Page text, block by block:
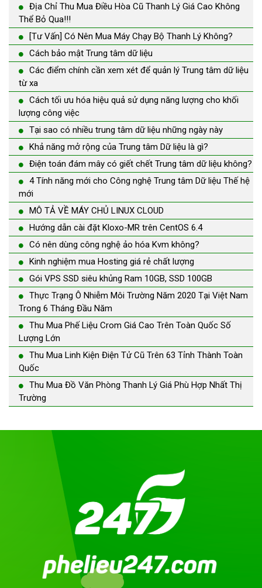
Địa Chỉ Thu Mua Điều Hòa Cũ Thanh Lý Giá Cao Không
Thể Bỏ Qua!!!
[Tư Vấn] Có Nên Mua Máy Chạy Bộ Thanh Lý Không?
Cách bảo mật Trung tâm dữ liệu
Các điểm chính cần xem xét để quản lý Trung tâm dữ liệu
từ xa
Cách tối ưu hóa hiệu quả sử dụng năng lượng cho khối
lượng công việc
Tại sao có nhiều trung tâm dữ liệu những ngày này
Khả năng mở rộng của Trung tâm Dữ liệu là gì?
Điện toán đám mây có giết chết Trung tâm dữ liệu không?
4 Tính năng mới cho Công nghệ Trung tâm Dữ liệu Thế hệ
mới
MÔ TẢ VỀ MÁY CHỦ LINUX CLOUD
Hướng dẫn cài đặt Kloxo-MR trên CentOS 6.4
Có nên dùng công nghệ ảo hóa Kvm không?
Kinh nghiệm mua Hosting giá rẻ chất lượng
Gói VPS SSD siêu khủng Ram 10GB, SSD 100GB
Thực Trạng Ô Nhiễm Môi Trường Năm 2020 Tại Việt Nam
Trong 6 Tháng Đầu Năm
Thu Mua Phế Liệu Crom Giá Cao Trên Toàn Quốc Số
Lượng Lớn
Thu Mua Linh Kiện Điện Tử Cũ Trên 63 Tỉnh Thành Toàn
Quốc
Thu Mua Đồ Văn Phòng Thanh Lý Giá Phù Hợp Nhất Thị
Trường